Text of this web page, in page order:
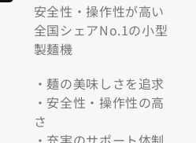
安全性・操作性が高い
全国シェアNo.1の小型
製麺機
・麺の美味しさを追求
・安全性・操作性の高
さ